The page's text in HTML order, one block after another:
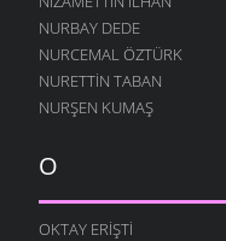
GEÇMIŞ ZAMAN OLURKI
10 AĞUSTOS 2004
YAĞMURLU ŞIIR
10 AĞUSTOS 2004
10 AĞUSTOS 2004
YENIDEN
10 AĞUSTOS 2004
NURBAY DEDE
NURCEMAL ÖZTÜRK
NURETTIN TABAN
NURŞEN KUMAŞ
O
OKTAY ERIŞTI